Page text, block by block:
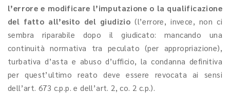
l’errore e modificare l’imputazione o la qualificazione
del fatto all’esito del giudizio (l’errore, invece, non ci
sembra riparabile dopo il giudicato: mancando una
continuità normativa tra peculato (per appropriazione),
turbativa d’asta e abuso d’ufficio, la condanna definitiva
per quest’ultimo reato deve essere revocata ai sensi
dell’art. 673 c.p.p. e dell’art. 2, co. 2 c.p.).